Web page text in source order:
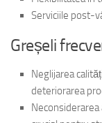
Serviciile post-
Greșeli
Neglijarea
deteriorarea
Neconsiderarea